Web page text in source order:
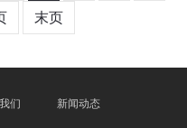
末页
们 新闻动态